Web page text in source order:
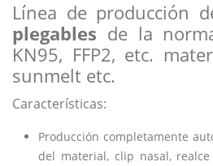
Línea de producción
plegables de la
KN95, FFP2, etc.
sunmelt etc.
Características:
Producción completamente
del material, clip nasal,